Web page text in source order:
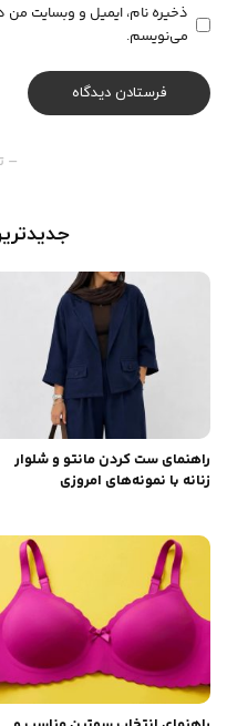
ذخیره نام، ایمیل و وبسایت من
می‌نویسم.
–
راهنمای ست کردن مانتو و شلوار
زنانه با نمونه‌های امروزی